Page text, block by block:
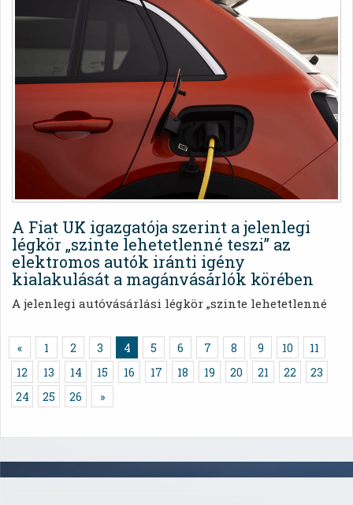
A Fiat UK igazgatója szerint a jelenlegi
légkör „szinte lehetetlenné teszi” az
elektromos autók iránti igény
kialakulását a magánvásárlók körében
A jelenlegi autóvásárlási légkör „szinte lehetetlenné
elektromos járműveket vásároljanak, mivel „úgy tűnik,
semmit sem tesz a kormány” annak érdekében, hogy
felgyorsuljon az akkumulátoros járművek
elterjedésének a folyamata.
« 1 2 3 4(Aktuális)
5 6 7 8 9 10
11
12
13 14 15 16 17 18 19 20 21 22
23
24
25 26 »